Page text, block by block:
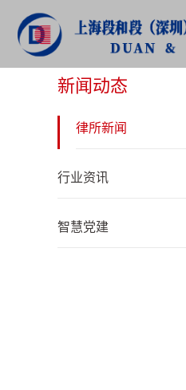
新闻动态
新闻动态
律所新闻
行业资讯
智慧党建